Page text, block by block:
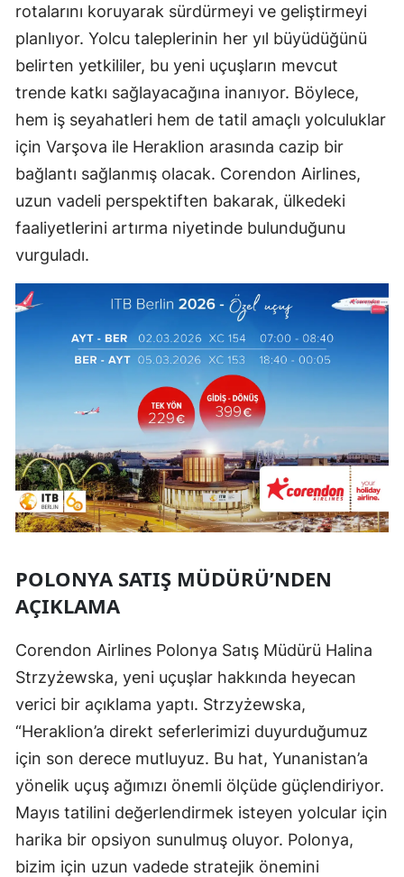
rotalarını koruyarak sürdürmeyi ve geliştirmeyi
planlıyor. Yolcu taleplerinin her yıl büyüdüğünü
belirten yetkililer, bu yeni uçuşların mevcut
trende katkı sağlayacağına inanıyor. Böylece,
hem iş seyahatleri hem de tatil amaçlı yolculuklar
için Varşova ile Heraklion arasında cazip bir
bağlantı sağlanmış olacak. Corendon Airlines,
uzun vadeli perspektiften bakarak, ülkedeki
faaliyetlerini artırma niyetinde bulunduğunu
vurguladı.
POLONYA SATIŞ MÜDÜRÜ’NDEN
AÇIKLAMA
Corendon Airlines Polonya Satış Müdürü Halina
Strzyżewska, yeni uçuşlar hakkında heyecan
verici bir açıklama yaptı. Strzyżewska,
“Heraklion’a direkt seferlerimizi duyurduğumuz
için son derece mutluyuz. Bu hat, Yunanistan’a
yönelik uçuş ağımızı önemli ölçüde güçlendiriyor.
Mayıs tatilini değerlendirmek isteyen yolcular için
harika bir opsiyon sunulmuş oluyor. Polonya,
bizim için uzun vadede stratejik önemini